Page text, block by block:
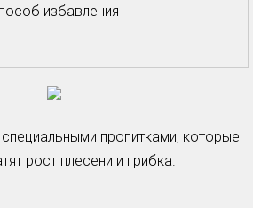
избавления
пропитками, которые
рост плесени и грибка.